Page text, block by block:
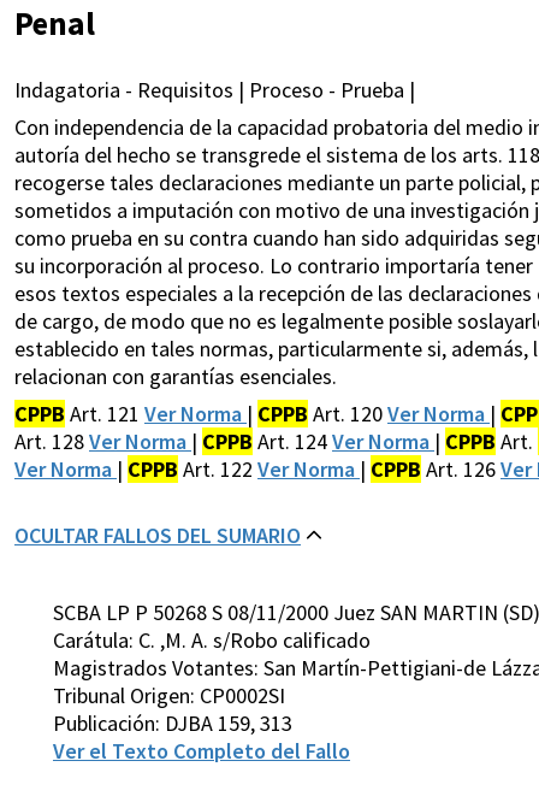
Penal
Indagatoria - Requisitos | Proceso - Prueba |
Con independencia de la capacidad probatoria del
autoría del hecho se transgrede el sistema de los arts.
recogerse tales declaraciones mediante un parte
sometidos a imputación con motivo de una
como prueba en su contra cuando han sido adquiridas
su incorporación al proceso. Lo contrario importaría
esos textos especiales a la recepción de las
de cargo, de modo que no es legalmente posible
establecido en tales normas, particularmente si,
relacionan con garantías esenciales.
CPPB Art. 121 Ver Norma | CPPB Art. 120Ver Norma |
Art. 128Ver Norma | CPPB Art. 124Ver Norma | CPPB Art.
Ver Norma | CPPB Art. 122 Ver Norma | CPPB Art. 126Ver
OCULTAR FALLOS DEL SUMARIO
SCBA LP P 50268 S 08/11/2000 Juez SAN MARTIN (SD)
Carátula: C. ,M. A. s/Robo calificado
Magistrados Votantes: San Martín-Pettigiani-de
Tribunal Origen: CP0002SI
Publicación: DJBA 159, 313
Ver el Texto Completo del Fallo